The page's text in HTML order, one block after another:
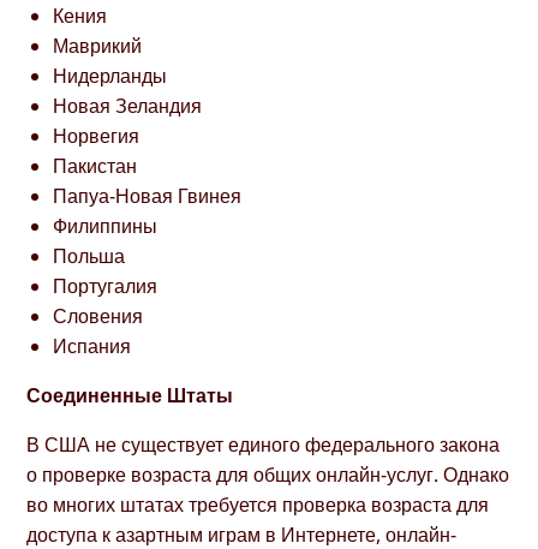
Кения
Маврикий
Нидерланды
Новая Зеландия
Норвегия
Пакистан
Папуа-Новая Гвинея
Филиппины
Польша
Португалия
Словения
Испания
Соединенные Штаты
В США не существует единого федерального закона
о проверке возраста для общих онлайн-услуг. Однако
во многих штатах требуется проверка возраста для
доступа к азартным играм в Интернете, онлайн-